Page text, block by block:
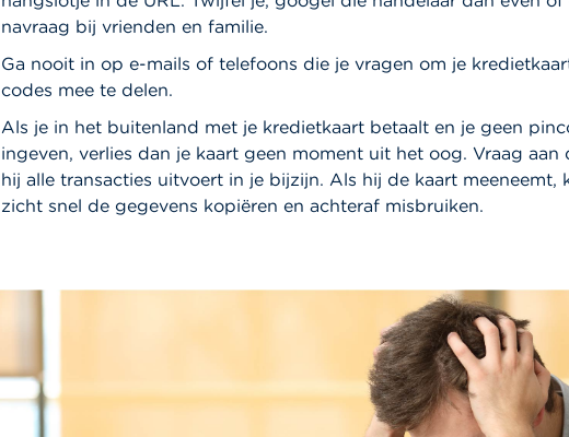
navraag bij vrienden en familie.
Ga nooit in op e-mails of telefoons die je vragen om je
codes mee te delen.
Als je in het buitenland met je kredietkaart betaalt en je geen
ingeven, verlies dan je kaart geen moment uit het oog. Vraag aan
hij alle transacties uitvoert in je bijzijn. Als hij de kaart meeneemt,
zicht snel de gegevens kopiëren en achteraf misbruiken.